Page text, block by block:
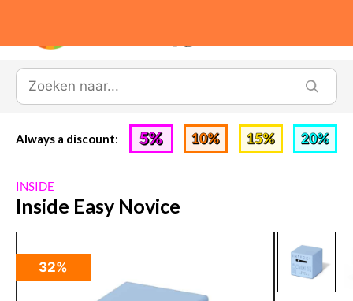
Always a discount:
INSIDE
Inside Easy Novice
32%